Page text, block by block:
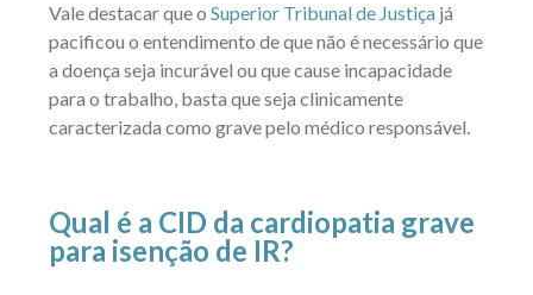
Vale destacar que o Superior Tribunal de Justiça já
pacificou o entendimento de que não é necessário que
a doença seja incurável ou que cause incapacidade
para o trabalho, basta que seja clinicamente
caracterizada como grave pelo médico responsável.
Qual é a CID da cardiopatia grave
para isenção de IR?